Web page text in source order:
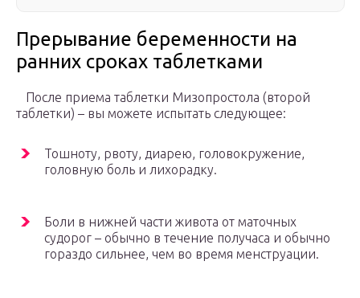
Прерывание беременности на
ранних сроках таблетками
После приема таблетки Мизопростола (второй
таблетки) – вы можете испытать следующее:
Тошноту, рвоту, диарею, головокружение,
головную боль и лихорадку.
Боли в нижней части живота от маточных
судорог – обычно в течение получаса и обычно
гораздо сильнее, чем во время менструации.